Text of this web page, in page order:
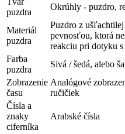
puzdra
Okrúhly - puzdro,
Materiál
puzdra
Puzdro z
pevnosťou, ktorá
reakciu pri dotyku
Farba
puzdra
Sivá / šedá, alebo
Zobrazenie
času
Analógové
ručičiek
Čísla a
znaky
ciferníka
Arabské čísla